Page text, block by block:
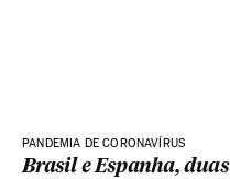
PANDEMIA DE CORONAVÍRUS
Brasil e Espanha,